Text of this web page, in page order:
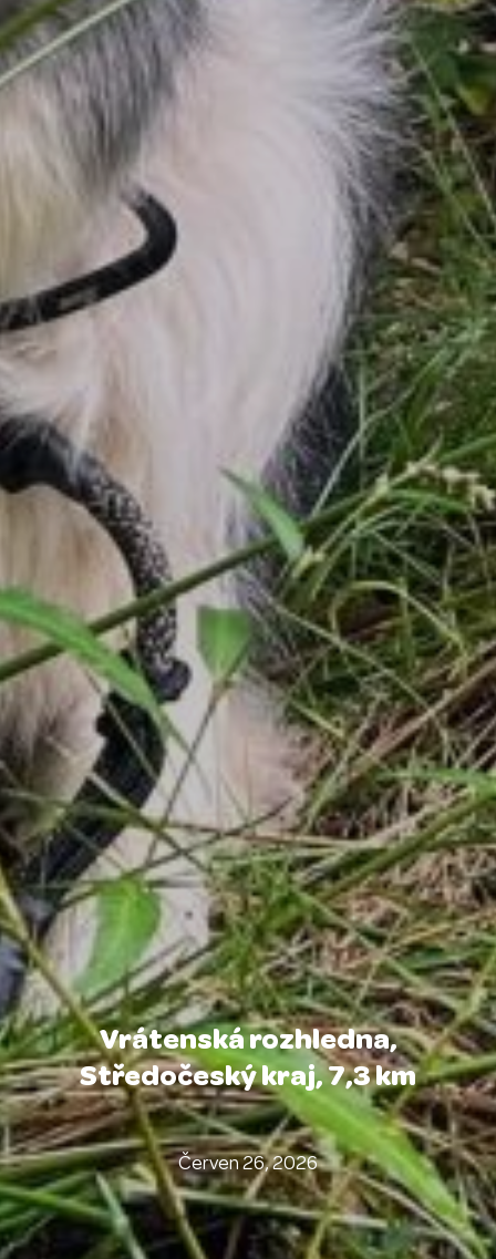
Vrátenská rozhledna,
Středočeský kraj, 7,3 km
Červen 26, 2026